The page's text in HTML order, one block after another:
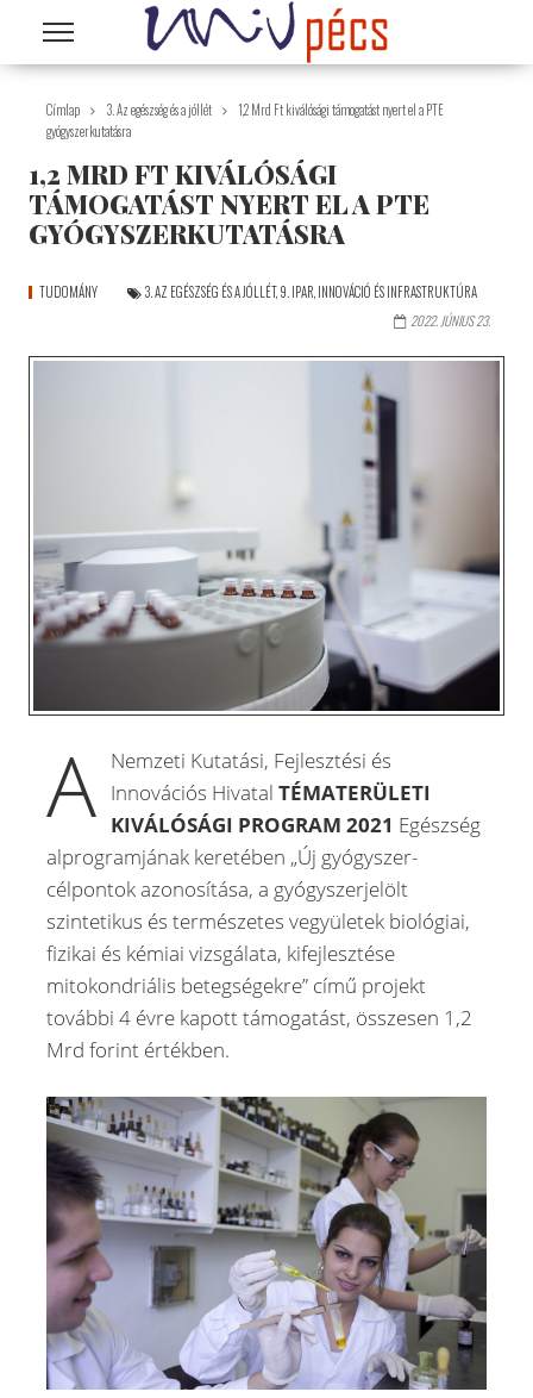
Ugrás a tartalomra
Címlap 3. Az egészség és a jóllét
1,2 Mrd Ft kiválósági támogatást nyert el a PTE
gyógyszerkutatásra
1,2 MRD FT KIVÁLÓSÁGI
TÁMOGATÁST NYERT EL A PTE
GYÓGYSZERKUTATÁSRA
TUDOMÁNY 3. AZ EGÉSZSÉG ÉS A JÓLLÉT,9. IPAR, INNOVÁCIÓ ÉS INFRASTRUKTÚRA
2022. JÚNIUS 23.
A Nemzeti Kutatási, Fejlesztési és
Innovációs Hivatal TÉMATERÜLETI
KIVÁLÓSÁGI PROGRAM 2021 Egészség
alprogramjának keretében „Új gyógyszer-
célpontok azonosítása, a gyógyszerjelölt
szintetikus és természetes vegyületek biológiai,
fizikai és kémiai vizsgálata, kifejlesztése
mitokondriális betegségekre” című projekt
további 4 évre kapott támogatást, összesen 1,2
Mrd forint értékben.